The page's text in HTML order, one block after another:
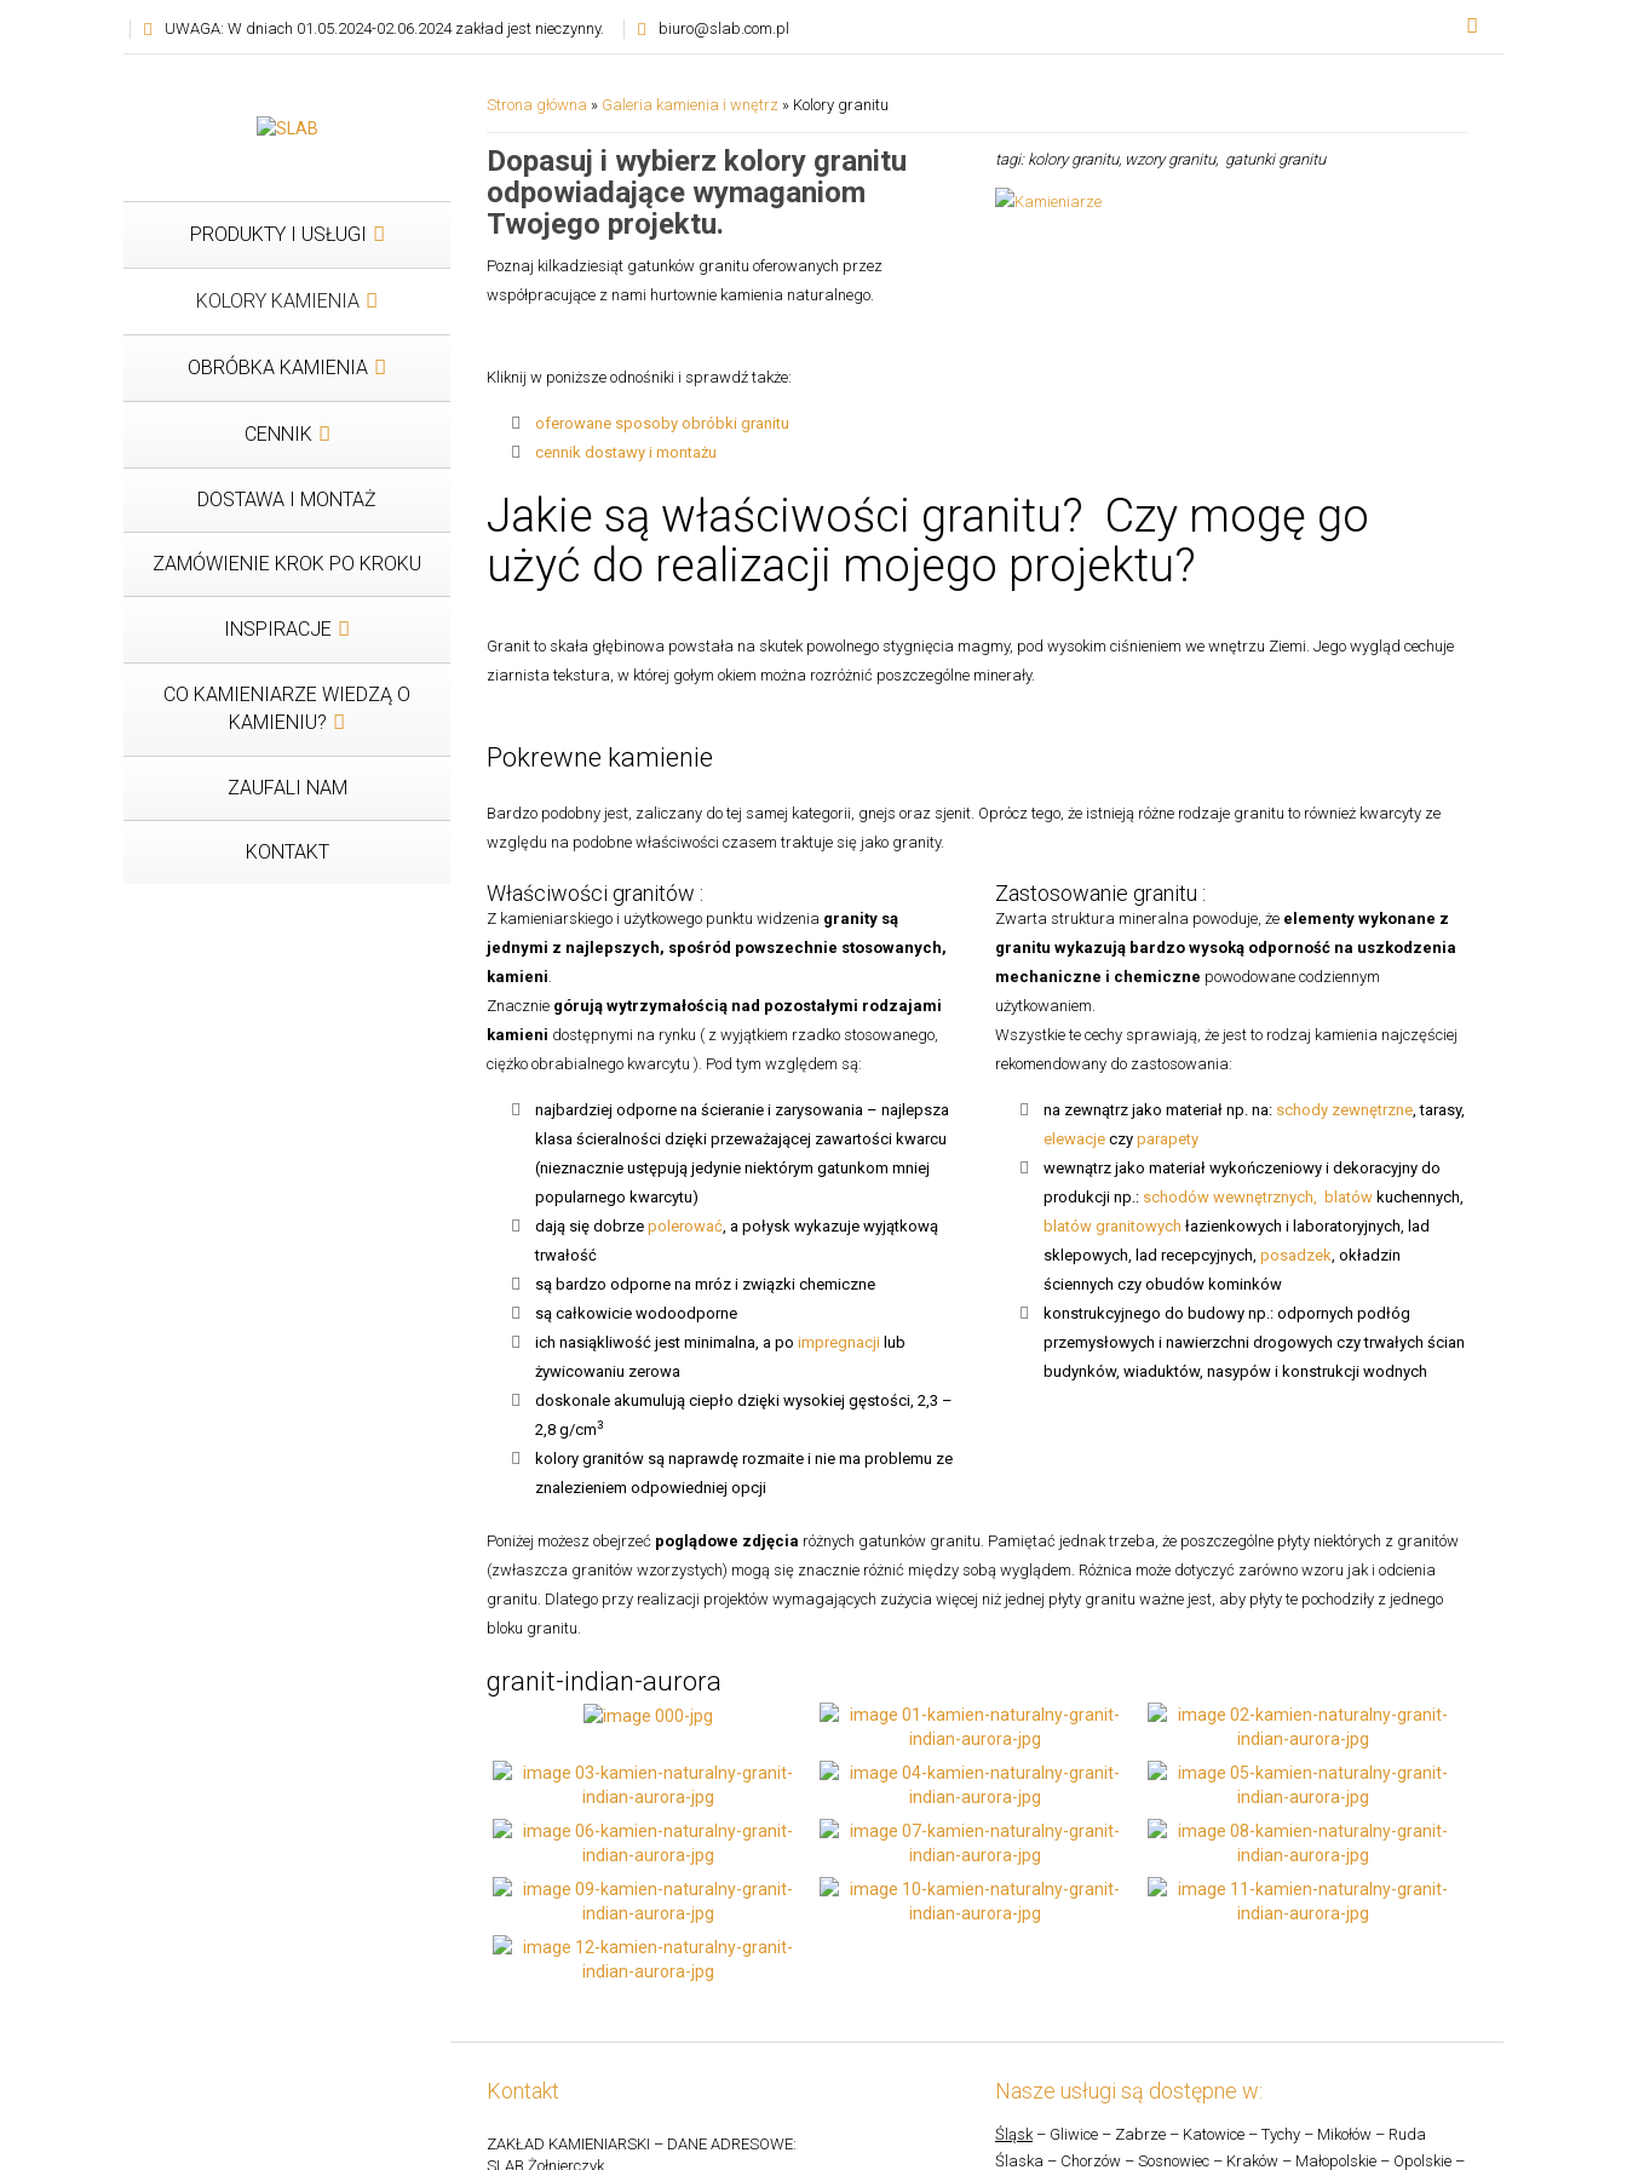
UWAGA: W dniach 01.05.2024-02.06.2024 zakład jest nieczynny. biuro@slab.com.pl
PRODUKTY I USŁUGI
KOLORY KAMIENIA
OBRÓBKA KAMIENIA
CENNIK
DOSTAWA I MONTAŻ
ZAMÓWIENIE KROK PO KROKU
INSPIRACJE
CO KAMIENIARZE WIEDZĄ O
KAMIENIU?
ZAUFALI NAM
KONTAKT
Strona główna » Galeria kamienia i wnętrz » Kolory granitu
Dopasuj i wybierz kolory granitu
odpowiadające wymaganiom
Twojego projektu.
Poznaj kilkadziesiąt gatunków granitu oferowanych przez
współpracujące z nami hurtownie kamienia naturalnego.
Kliknij w poniższe odnośniki i sprawdź także:
oferowane sposoby obróbki granitu
cennik dostawy i montażu
tagi: kolory granitu, wzory granitu, gatunki granitu
Jakie są właściwości granitu? Czy mogę go
użyć do realizacji mojego projektu?
Granit to skała głębinowa powstała na skutek powolnego stygnięcia magmy, pod wysokim ciśnieniem we wnętrzu Ziemi. Jego wygląd cechuje
ziarnista tekstura, w której gołym okiem można rozróżnić poszczególne minerały.
Pokrewne kamienie
Bardzo podobny jest, zaliczany do tej samej kategorii, gnejs oraz sjenit. Oprócz tego, że istnieją różne rodzaje granitu to również kwarcyty ze
względu na podobne właściwości czasem traktuje się jako granity.
Właściwości granitów :
Z kamieniarskiego i użytkowego punktu widzenia granity są
jednymi z najlepszych, spośród powszechnie stosowanych,
kamieni.
Znacznie górują wytrzymałością nad pozostałymi rodzajami
kamieni dostępnymi na rynku ( z wyjątkiem rzadko stosowanego,
ciężko obrabialnego kwarcytu ). Pod tym względem są:
najbardziej odporne na ścieranie i zarysowania – najlepsza
klasa ścieralności dzięki przeważającej zawartości kwarcu
(nieznacznie ustępują jedynie niektórym gatunkom mniej
popularnego kwarcytu)
dają się dobrze polerować, a połysk wykazuje wyjątkową
trwałość
są bardzo odporne na mróz i związki chemiczne
są całkowicie wodoodporne
ich nasiąkliwość jest minimalna, a po impregnacji lub
żywicowaniu zerowa
doskonale akumulują ciepło dzięki wysokiej gęstości, 2,3 –
2,8 g/cm3
kolory granitów są naprawdę rozmaite i nie ma problemu ze
znalezieniem odpowiedniej opcji
Zastosowanie granitu :
Zwarta struktura mineralna powoduje, że elementy wykonane z
granitu wykazują bardzo wysoką odporność na uszkodzenia
mechaniczne i chemiczne powodowane codziennym
użytkowaniem.
Wszystkie te cechy sprawiają, że jest to rodzaj kamienia najczęściej
rekomendowany do zastosowania:
na zewnątrz jako materiał np. na: schody zewnętrzne, tarasy,
elewacje czy parapety
wewnątrz jako materiał wykończeniowy i dekoracyjny do
produkcji np.: schodów wewnętrznych, blatów kuchennych,
blatów granitowych łazienkowych i laboratoryjnych, lad
sklepowych, lad recepcyjnych, posadzek, okładzin
ściennych czy obudów kominków
konstrukcyjnego do budowy np.: odpornych podłóg
przemysłowych i nawierzchni drogowych czy trwałych ścian
budynków, wiaduktów, nasypów i konstrukcji wodnych
Poniżej możesz obejrzeć poglądowe zdjęcia różnych gatunków granitu. Pamiętać jednak trzeba, że poszczególne płyty niektórych z granitów
(zwłaszcza granitów wzorzystych) mogą się znacznie różnić między sobą wyglądem. Różnica może dotyczyć zarówno wzoru jak i odcienia
granitu. Dlatego przy realizacji projektów wymagających zużycia więcej niż jednej płyty granitu ważne jest, aby płyty te pochodziły z jednego
bloku granitu.
granit-indian-aurora
Kontakt
ZAKŁAD KAMIENIARSKI – DANE ADRESOWE:
SLAB Żołnierczyk
Nasze usługi są dostępne w:
Śląsk– Gliwice – Zabrze – Katowice – Tychy – Mikołów – Ruda
Ślaska – Chorzów – Sosnowiec – Kraków – Małopolskie – Opolskie –